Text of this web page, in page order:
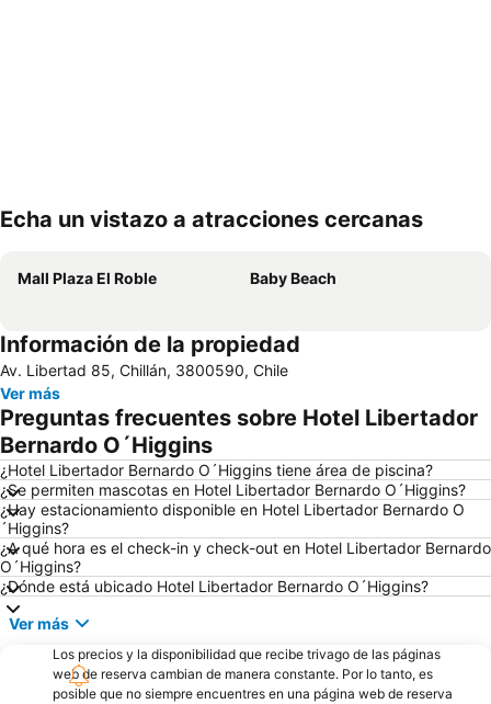
Echa un vistazo a atracciones cercanas
Mall Plaza El Roble Baby Beach
Información de la propiedad
Av. Libertad 85, Chillán, 3800590, Chile
Ver más
Preguntas frecuentes sobre Hotel Libertador
Bernardo O´Higgins
¿Hotel Libertador Bernardo O´Higgins tiene área de piscina?
¿Se permiten mascotas en Hotel Libertador Bernardo O´Higgins?
¿Hay estacionamiento disponible en Hotel Libertador Bernardo O
´Higgins?
¿A qué hora es el check-in y check-out en Hotel Libertador Bernardo
O´Higgins?
¿Dónde está ubicado Hotel Libertador Bernardo O´Higgins?
Ver más
Los precios y la disponibilidad que recibe trivago de las páginas
web de reserva cambian de manera constante. Por lo tanto, es
posible que no siempre encuentres en una página web de reserva